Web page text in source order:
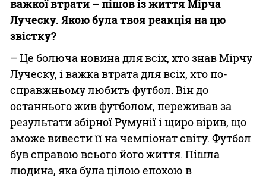
важкої втрати – пішов із життя Мірча
Луческу. Якою була твоя реакція на цю
звістку?
– Це болюча новина для всіх, хто знав Мірчу
Луческу, і важка втрата для всіх, хто по-
справжньому любить футбол. Він до
останнього жив футболом, переживав за
результати збірної Румунії і щиро вірив, що
зможе вивести її на чемпіонат світу. Футбол
був справою всього його життя. Пішла
людина, яка була цілою епохою в